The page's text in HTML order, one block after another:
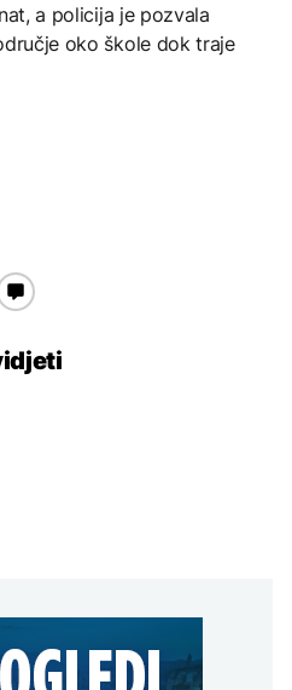
a policija je pozvala
oko škole dok traje